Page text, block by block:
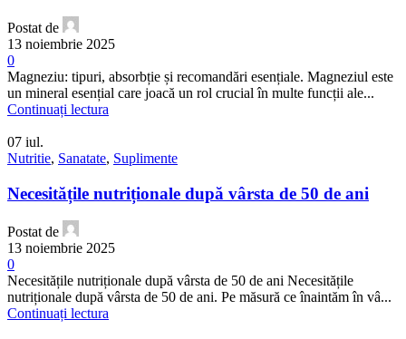
Postat de
13 noiembrie 2025
0
Magneziu: tipuri, absorbție și recomandări esențiale. Magneziul este
un mineral esențial care joacă un rol crucial în multe funcții ale...
Continuați lectura
07 iul.
Nutritie, Sanatate, Suplimente
Necesitățile nutriționale după vârsta de 50 de ani
Postat de
13 noiembrie 2025
0
Necesitățile nutriționale după vârsta de 50 de ani Necesitățile
nutriționale după vârsta de 50 de ani. Pe măsură ce înaintăm în vâ...
Continuați lectura